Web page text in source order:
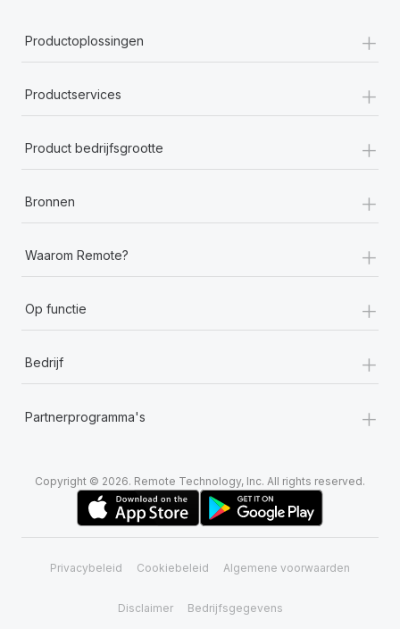
Productoplossingen +
Productservices +
Product bedrijfsgrootte +
Bronnen +
Waarom Remote? +
Op functie +
Bedrijf +
Partnerprogramma's +
Copyright © 2026. Remote Technology, Inc. All rights reserved.
Privacybeleid Cookiebeleid Algemene voorwaarden
Disclaimer Bedrijfsgegevens